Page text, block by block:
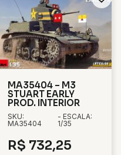
MA35404 – M3
STUART EARLY
PROD. INTERIOR
SKU:
MA35404
- ESCALA:
1/35
R$ 732,25